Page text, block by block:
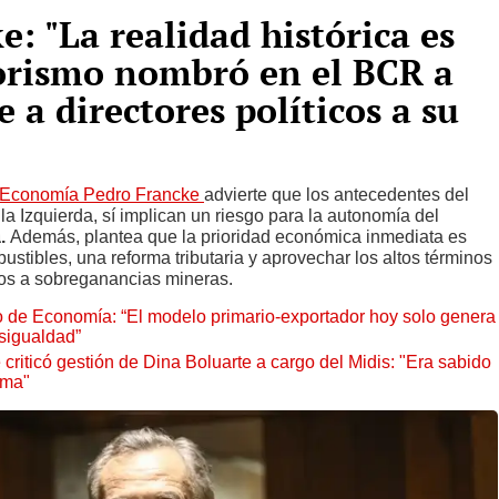
"La realidad histórica es
nombró en el BCR a
a directores políticos a su
Pedro Francke advierte que los antecedentes del
Izquierda, sí implican un riesgo para la autonomía del
Además, plantea que la prioridad económica inmediata es
una reforma tributaria y aprovechar los altos términos
a sobreganancias mineras.
Economía: “El modelo primario-exportador hoy solo genera
gestión de Dina Boluarte a cargo del Midis: "Era sabido